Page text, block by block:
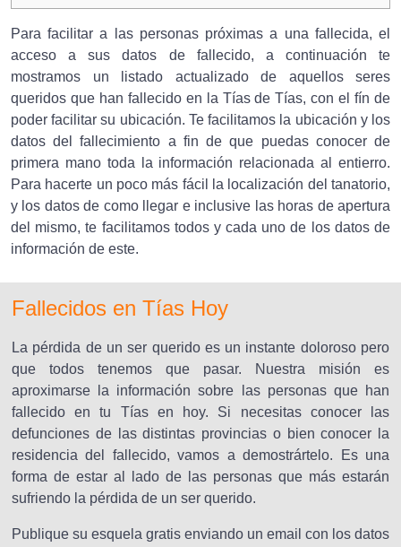
Para facilitar a las personas próximas a una fallecida, el
acceso a sus datos de fallecido, a continuación te
mostramos un listado actualizado de aquellos seres
queridos que han fallecido en la Tías de Tías, con el fín de
poder facilitar su ubicación. Te facilitamos la ubicación y los
datos del fallecimiento a fin de que puedas conocer de
primera mano toda la información relacionada al entierro.
Para hacerte un poco más fácil la localización del tanatorio,
y los datos de como llegar e inclusive las horas de apertura
del mismo, te facilitamos todos y cada uno de los datos de
información de este.
Fallecidos en Tías Hoy
La pérdida de un ser querido es un instante doloroso pero
que todos tenemos que pasar. Nuestra misión es
aproximarse la información sobre las personas que han
fallecido en tu Tías en hoy. Si necesitas conocer las
defunciones de las distintas provincias o bien conocer la
residencia del fallecido, vamos a demostrártelo. Es una
forma de estar al lado de las personas que más estarán
sufriendo la pérdida de un ser querido.
Publique su esquela gratis enviando un email con los datos